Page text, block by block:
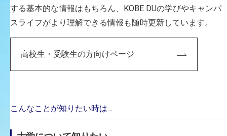
する基本的な情報はもちろん、KOBE DUの学びやキャンパ
スライフがより理解できる情報も随時更新しています。
高校生・受験生の方向けページ
こんなことが知りたい時は…
ガバナンス・コード
文部科学省への申請等
寄附行為、監査報告書、財務情報、